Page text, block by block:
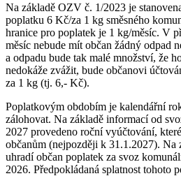
Na základě OZV č. 1/2023 je
poplatku 6 Kč/za 1 kg směsného
hranice pro poplatek je 1 kg/měsíc. V
měsíc nebude mít občan žádný odpad
a odpadu bude tak malé množství, že
nedokáže zvážit, bude občanovi
za 1 kg (tj. 6,- Kč).
Poplatkovým obdobím je kalendářní
zálohovat. Na základě informací od
2027 provedeno roční vyúčtování,
občanům (nejpozději k 31.1.2027). Na
uhradí občan poplatek za svoz
2026. Předpokládaná splatnost tohoto